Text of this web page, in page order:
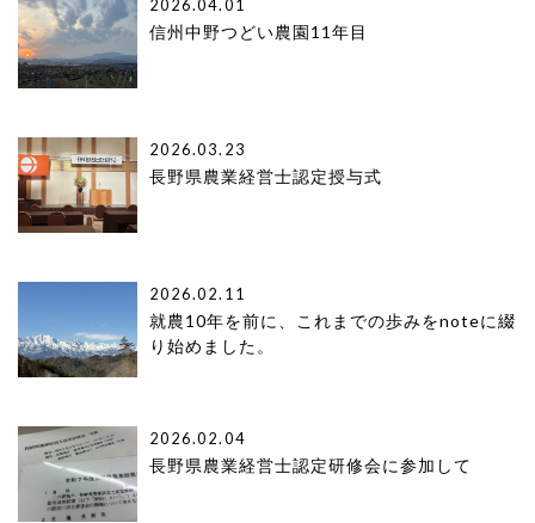
2026.04.01
信州中野つどい農園11年目
2026.03.23
長野県農業経営士認定授与式
2026.02.11
就農10年を前に、これまでの歩みをnoteに綴
り始めました。
2026.02.04
長野県農業経営士認定研修会に参加して